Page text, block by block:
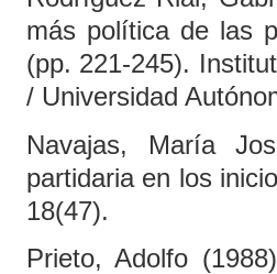
más política de las
(pp. 221-245).
/ Universidad
Navajas, María
partidaria en los
18(47).
Prieto, Adolfo